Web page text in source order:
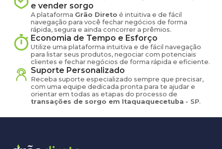
e vender sorgo
A plataforma Grão Direto é intuitiva e de fácil
navegação para você fechar negócios de forma
rápida, segura e ainda concorrer a prêmios.
Economia de Tempo e Esforço
Utilize uma plataforma intuitiva e de fácil navegação
para listar seus produtos, negociar com potenciais
clientes e fechar negócios de forma rápida e eficiente.
Suporte Personalizado
Receba suporte especializado sempre que precisar,
com uma equipe dedicada pronta para te ajudar e
orientar em todas as etapas do processo de
transações de sorgo em Itaquaquecetuba - SP.